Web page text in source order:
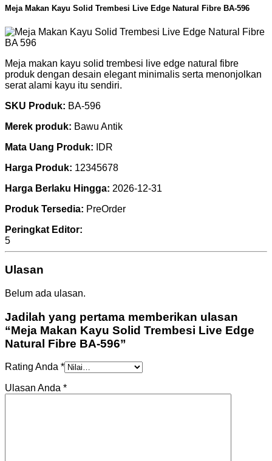
Meja Makan Kayu Solid Trembesi Live Edge Natural Fibre BA-596
Meja makan kayu solid trembesi live edge natural fibre
produk dengan desain elegant minimalis serta menonjolkan
serat alami kayu itu sendiri.
SKU Produk: BA-596
Merek produk: Bawu Antik
Mata Uang Produk:
IDR
Harga Produk: 12345678
Harga Berlaku Hingga: 2026-12-31
Produk Tersedia: PreOrder
Peringkat Editor:
5
Ulasan
Belum ada ulasan.
Jadilah yang pertama memberikan ulasan
“Meja Makan Kayu Solid Trembesi Live Edge
Natural Fibre BA-596”
Rating Anda *
Ulasan Anda *